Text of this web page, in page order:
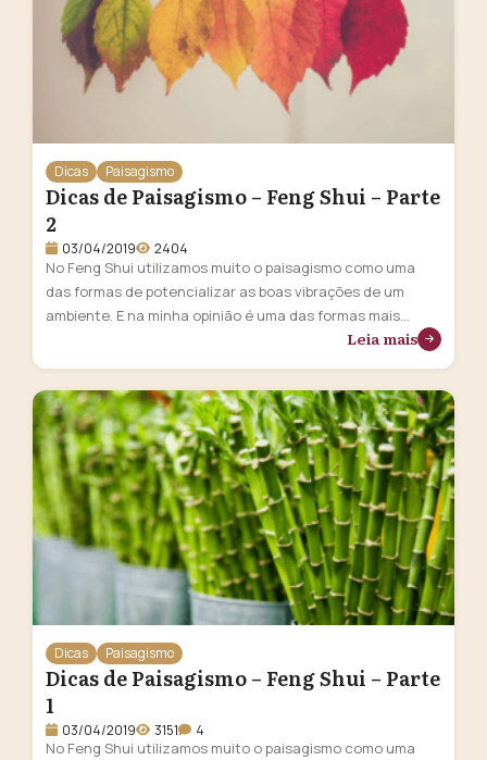
Dicas Paisagismo
Dicas de Paisagismo – Feng Shui – Parte
2
03/04/2019 2404
No Feng Shui utilizamos muito o paisagismo como uma
das formas de potencializar as boas vibrações de um
ambiente. E na minha opinião é uma das formas mais
incríveis e poderosas! Quem não gosta de trazer um
sessão é inteirinha para você aprender a transformar seu
…Continua
Leia mais
Dicas Paisagismo
Dicas de Paisagismo – Feng Shui – Parte
1
03/04/2019 3151 4
No Feng Shui utilizamos muito o paisagismo como uma